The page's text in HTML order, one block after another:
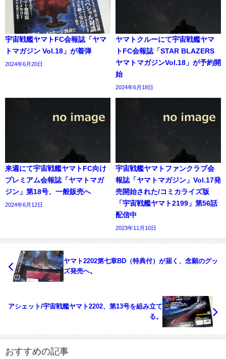
宇宙戦艦ヤマトFC会報誌「ヤマ
トマガジン Vol.18」が着弾
2024年6月20日
ヤマトクルーにて宇宙戦艦ヤマ
トFC会報誌「STAR BLAZERS
ヤマトマガジンVol.18」が予約開
始
2024年6月18日
来週にて宇宙戦艦ヤマトFC向け
プレミアム会報誌「ヤマトマガ
ジン」第18号、一般販売へ
2024年6月12日
宇宙戦艦ヤマトファンクラブ会
報誌「ヤマトマガジン」Vol.17発
売開始された/コミカライズ版
「宇宙戦艦ヤマト2199」第56話
配信中
2023年11月10日
ヤマト2202第七章BD（特典付）が届く、念願のグッ
ズ発売へ。
アシェット/宇宙戦艦ヤマト2202、第13号を組み立て
る。
おすすめの記事